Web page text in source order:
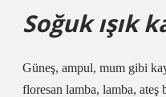
Soğuk ışık
Güneş, ampul, mum gibi
floresan lamba, lamba,